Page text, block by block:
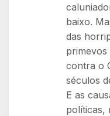
baixo.
das
contra o
séculos
E as
políticas,